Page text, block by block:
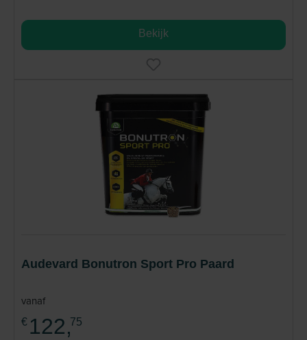
Bekijk
Audevard Bonutron Sport Pro Paard
vanaf
€ 122,75